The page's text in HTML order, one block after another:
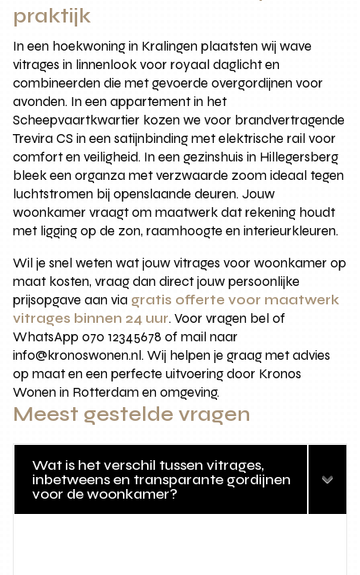
praktijk
In een hoekwoning in Kralingen plaatsten wij wave
vitrages in linnenlook voor royaal daglicht en
combineerden die met gevoerde overgordijnen voor
avonden. In een appartement in het
Scheepvaartkwartier kozen we voor brandvertragende
Trevira CS in een satijnbinding met elektrische rail voor
comfort en veiligheid. In een gezinshuis in Hillegersberg
bleek een organza met verzwaarde zoom ideaal tegen
luchtstromen bij openslaande deuren. Jouw
woonkamer vraagt om maatwerk dat rekening houdt
met ligging op de zon, raamhoogte en interieurkleuren.
Wil je snel weten wat jouw vitrages voor woonkamer op
maat kosten, vraag dan direct jouw persoonlijke
prijsopgave aan via gratis offerte voor maatwerk
vitrages binnen 24 uur. Voor vragen bel of
WhatsApp 070 12345678 of mail naar
info@kronoswonen.nl. Wij helpen je graag met advies
op maat en een perfecte uitvoering door Kronos
Wonen in Rotterdam en omgeving.
Meest gestelde vragen
Wat is het verschil tussen vitrages,
inbetweens en transparante gordijnen
voor de woonkamer?